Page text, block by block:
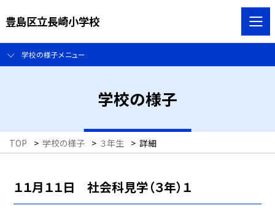
豊島区立長崎小学校
学校の様子メニュー
学校の様子
TOP > 学校の様子 > ３年生 > 詳細
１１月１１日 社会科見学（３年）１